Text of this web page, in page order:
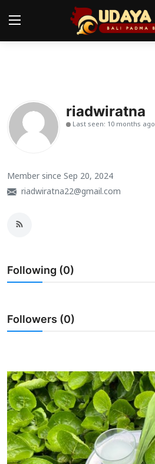
Pura
Desa Adat
Kearifan lokal
Seni
Usadha
Indonesia
riadwiratna
Last seen: 10 months ago
Member since Sep 20, 2024
riadwiratna22@gmail.com
Following (0)
Followers (0)